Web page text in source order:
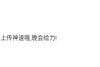
上传神速哦,晚会给力!